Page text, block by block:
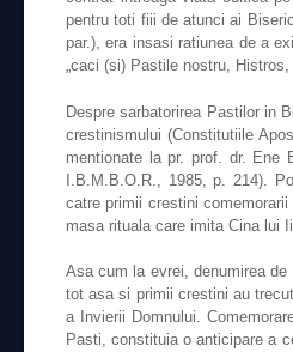
pentru toti fiii de atunci ai
par.), era insasi ratiunea de a
„caci (si) Pastile nostru, Histros,
Despre sarbatorirea Pastilor in
crestinismului (Constitutiile
mentionate la pr. prof. dr. Ene
I.B.M.B.O.R., 1985, p. 214).
catre primii crestini
masa rituala care imita Cina lui
Asa cum la evrei, denumirea
tot asa si primii crestini au
a Invierii Domnului.
Pasti, constituia o anticipare a